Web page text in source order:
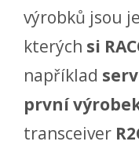
výrobků jsou
kterých si
například
první
transceiver